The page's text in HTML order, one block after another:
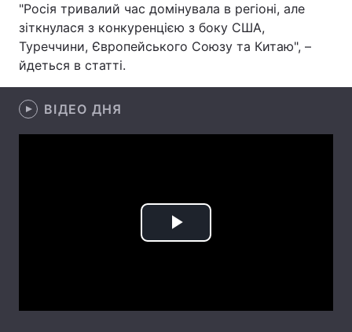
Цікавинки Погода
Екологія Регіони
"Росія тривалий час домінувала в регіоні, але
зіткнулася з конкуренцією з боку США,
Туреччини, Європейського Союзу та Китаю", –
йдеться в статті.
ВІДЕО ДНЯ
Play